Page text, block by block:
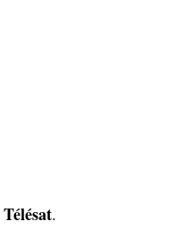
Télésat.